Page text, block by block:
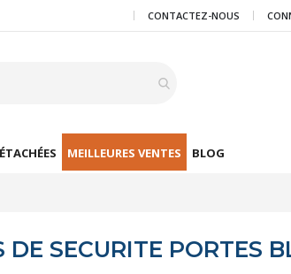
CONTACTEZ-NOUS
MEILLEURES VENTES BLOG
DE SECURITE PORTES